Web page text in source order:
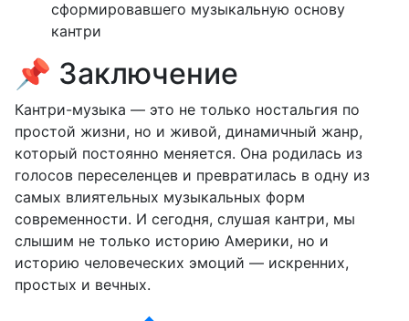
сформировавшего музыкальную основу
кантри
📌 Заключение
Кантри-музыка — это не только ностальгия по
простой жизни, но и живой, динамичный жанр,
который постоянно меняется. Она родилась из
голосов переселенцев и превратилась в одну из
самых влиятельных музыкальных форм
современности. И сегодня, слушая кантри, мы
слышим не только историю Америки, но и
историю человеческих эмоций — искренних,
простых и вечных.